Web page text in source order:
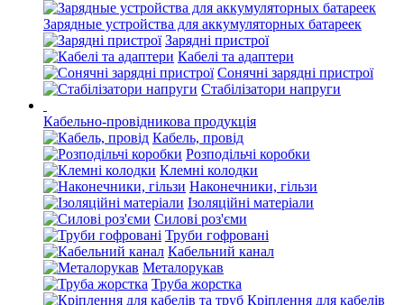
Зарядные устройства для аккумуляторных батареек
Зарядні пристрої
Кабелі та адаптери
Сонячні зарядні пристрої
Стабілізатори напруги
Кабельно-провідникова продукція
Кабель, провід
Розподільчі коробки
Клемні колодки
Наконечники, гільзи
Ізоляційні матеріали
Силові роз'єми
Труби гофровані
Кабельний канал
Металорукав
Труба жорстка
Кріплення для кабелів